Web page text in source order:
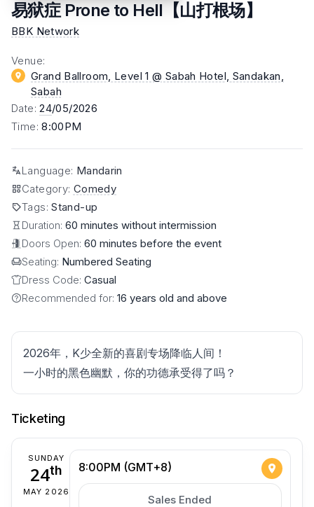
易狱症 Prone to Hell【山打根场】
BBK Network
Venue:
Grand Ballroom, Level 1 @ Sabah Hotel, Sandakan
Sabah
Date:24/05/2026
Time:8:00PM
Language: Mandarin
Category: Comedy
Tags:Stand-up
Duration: 60 minutes without intermission
Doors Open: 60 minutes before the event
Seating: Numbered Seating
Dress Code: Casual
Recommended for: 16 years old and above
2026年，K少全新的喜剧专场降临人间！
一小时的黑色幽默，你的功德承受得了吗？
Ticketing
SUNDAY
24th
MAY 2026
8:00PM (GMT+8)
Sales Ended